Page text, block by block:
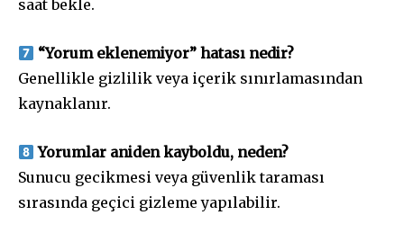
saat bekle.
“Yorum eklenemiyor” hatası nedir?
Genellikle gizlilik veya içerik sınırlamasından
kaynaklanır.
Yorumlar aniden kayboldu, neden?
Sunucu gecikmesi veya güvenlik taraması
sırasında geçici gizleme yapılabilir.